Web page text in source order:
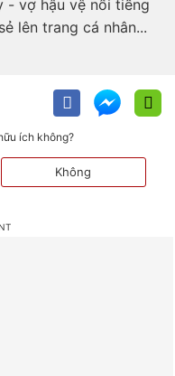
- vợ hậu vệ nổi tiếng
lên trang cá nhân...
ích không?
Không